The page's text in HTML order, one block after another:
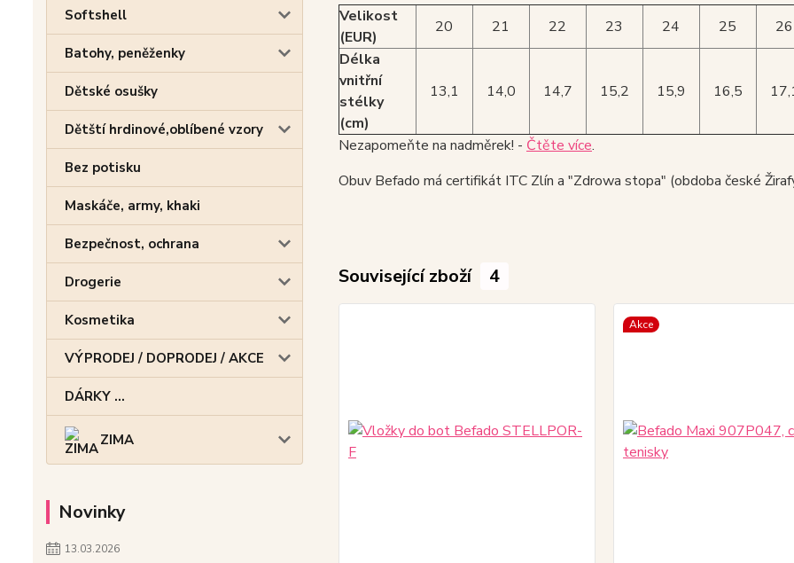
Softshell
Batohy, peněženky
Dětské osušky
Dětští hrdinové,oblíbené vzory
Bez potisku
Maskáče, army, khaki
Bezpečnost, ochrana
Drogerie
Kosmetika
VÝPRODEJ / DOPRODEJ / AKCE
DÁRKY ...
ZIMA
Novinky
13.03.2026
Velikost
(EUR)
20 21 22 23 24 25
26
Délka
vnitřní
stélky
(cm)
13,1 14,0 14,7 15,2 15,9 16,5
Nezapomeňte na nadměrek! - Čtěte více.
Obuv Befado má certifikát ITC Zlín a "Zdrowa stopa" (obdoba české
Související zboží 4
Akce